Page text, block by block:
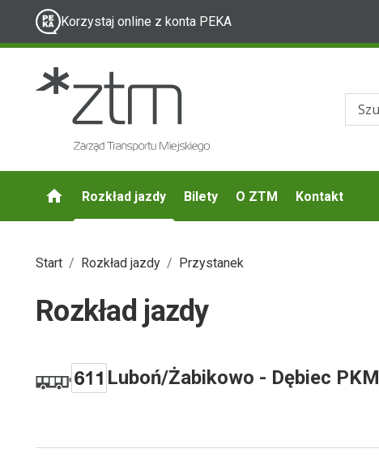
Korzystaj online z konta PEKA
Rozkład jazdy Bilety O ZTM Kontakt
Start Rozkład jazdy Przystanek
Rozkład jazdy
Luboń/Żabikowo - Dębiec PKM